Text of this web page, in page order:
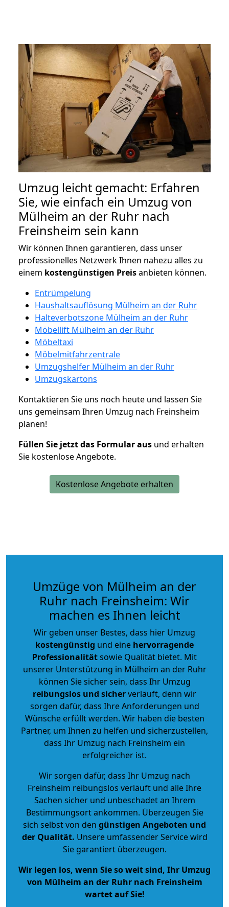
Umzug leicht gemacht: Erfahren
Sie, wie einfach ein Umzug von
Mülheim an der Ruhr nach
Freinsheim sein kann
Wir können Ihnen garantieren, dass unser
professionelles Netzwerk Ihnen nahezu alles zu
einem kostengünstigen Preisanbieten können.
Entrümpelung
Haushaltsauflösung Mülheim an der Ruhr
Halteverbotszone Mülheim an der Ruhr
Möbellift Mülheim an der Ruhr
Möbeltaxi
Möbelmitfahrzentrale
Umzugshelfer Mülheim an der Ruhr
Umzugskartons
Kontaktieren Sie uns noch heute und lassen Sie
uns gemeinsam Ihren Umzug nach Freinsheim
planen!
Füllen Sie jetzt das Formular aus und erhalten
Sie kostenlose Angebote.
Kostenlose Angebote erhalten
Umzüge von Mülheim an der
Ruhr nach Freinsheim: Wir
machen es Ihnen leicht
Wir geben unser Bestes, dass hier Umzug
kostengünstig und eine hervorragende
Professionalitätsowie Qualität bietet. Mit
unserer Unterstützung in Mülheim an der Ruhr
können Sie sicher sein, dass Ihr Umzug
reibungslos und sicherverläuft, denn wir
sorgen dafür, dass Ihre Anforderungen und
Wünsche erfüllt werden. Wir haben die besten
Partner, um Ihnen zu helfen und sicherzustellen,
dass Ihr Umzug nach Freinsheim ein
erfolgreicher ist.
Wir sorgen dafür, dass Ihr Umzug nach
Freinsheim reibungslos verläuft und alle Ihre
Sachen sicher und unbeschadet an Ihrem
Bestimmungsort ankommen. Überzeugen Sie
sich selbst von den günstigen Angeboten und
der Qualität. Unsere umfassender Service wird
Sie garantiert überzeugen.
Wir legen los, wenn Sie so weit sind, Ihr Umzug
von Mülheim an der Ruhr nach Freinsheim
wartet auf Sie!